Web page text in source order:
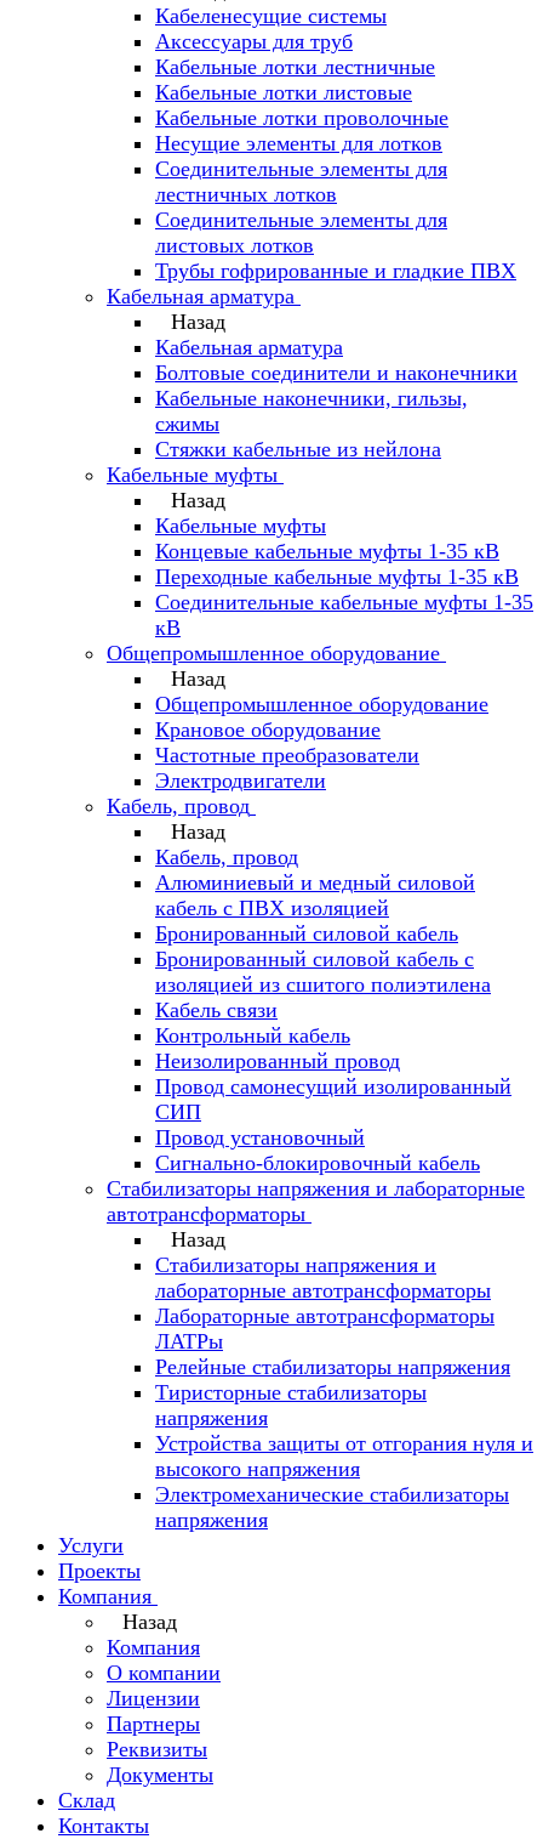
Кабеленесущие системы
Аксессуары для труб
Кабельные лотки лестничные
Кабельные лотки листовые
Кабельные лотки проволочные
Несущие элементы для лотков
Соединительные элементы для
лестничных лотков
Соединительные элементы для
листовых лотков
Трубы гофрированные и гладкие ПВХ
Кабельная арматура
Назад
Кабельная арматура
Болтовые соединители и наконечники
Кабельные наконечники, гильзы,
сжимы
Стяжки кабельные из нейлона
Кабельные муфты
Назад
Кабельные муфты
Концевые кабельные муфты 1-35 кВ
Переходные кабельные муфты 1-35 кВ
Соединительные кабельные муфты 1-35
кВ
Общепромышленное оборудование
Назад
Общепромышленное оборудование
Крановое оборудование
Частотные преобразователи
Электродвигатели
Кабель, провод
Назад
Кабель, провод
Алюминиевый и медный силовой
кабель с ПВХ изоляцией
Бронированный силовой кабель
Бронированный силовой кабель с
изоляцией из сшитого полиэтилена
Кабель связи
Контрольный кабель
Неизолированный провод
Провод самонесущий изолированный
СИП
Провод установочный
Сигнально-блокировочный кабель
Стабилизаторы напряжения и лабораторные
автотрансформаторы
Назад
Стабилизаторы напряжения и
лабораторные автотрансформаторы
Лабораторные автотрансформаторы
ЛАТРы
Релейные стабилизаторы напряжения
Тиристорные стабилизаторы
напряжения
Устройства защиты от отгорания нуля и
высокого напряжения
Электромеханические стабилизаторы
напряжения
Услуги
Проекты
Компания
Назад
Компания
О компании
Лицензии
Партнеры
Реквизиты
Документы
Склад
Контакты